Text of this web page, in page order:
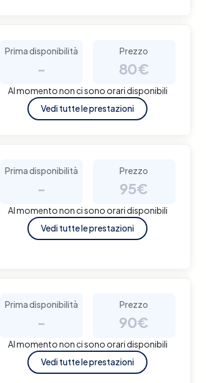
Prima disponibilità
-
Prezzo
80€
Al momento non ci sono orari disponibili
Vedi tutte le prestazioni
Prima disponibilità
-
Prezzo
95€
Al momento non ci sono orari disponibili
Vedi tutte le prestazioni
Prima disponibilità
-
Prezzo
90€
Al momento non ci sono orari disponibili
Vedi tutte le prestazioni